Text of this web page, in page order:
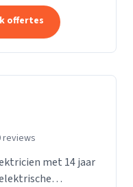
offertes
reviews
met 14 jaar